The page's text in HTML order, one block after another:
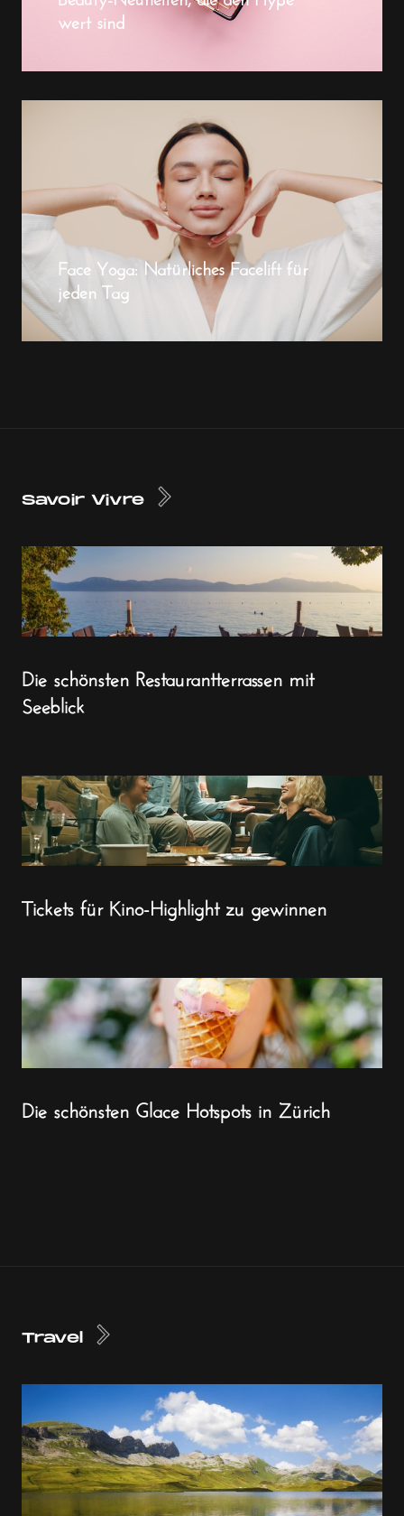
wert sind
Face Yoga: Natürliches Facelift für
jeden Tag
Savoir Vivre
Die schönsten Restaurantterrassen mit
Seeblick
Tickets für Kino-Highlight zu gewinnen
Die schönsten Glace Hotspots in Zürich
Travel